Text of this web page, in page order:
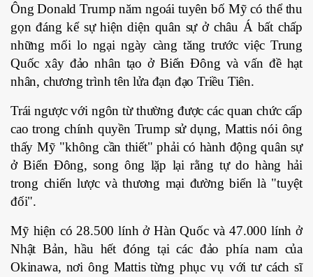
Ông Donald Trump năm ngoái tuyên bố Mỹ có thể thu
gọn đáng kể sự hiện diện quân sự ở châu Á bất chấp
những mối lo ngại ngày càng tăng trước việc Trung
Quốc xây đảo nhân tạo ở Biển Đông và vấn đề hạt
nhân, chương trình tên lửa đạn đạo Triều Tiên.
Trái ngược với ngôn từ thường được các quan chức cấp
cao trong chính quyền Trump sử dụng, Mattis nói ông
thấy Mỹ "không cần thiết" phải có hành động quân sự
ở Biển Đông, song ông lặp lại rằng tự do hàng hải
trong chiến lược và thương mại đường biển là "tuyệt
đối".
Mỹ hiện có 28.500 lính ở Hàn Quốc và 47.000 lính ở
Nhật Bản, hầu hết đóng tại các đảo phía nam của
Okinawa, nơi ông Mattis từng phục vụ với tư cách sĩ